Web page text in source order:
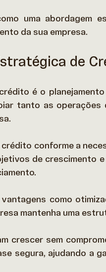
uma abordagem
da sua empresa.
de
é o
tanto as
crédito conforme a
de crescimento
como
mantenha uma
crescer sem
segura, ajudando a